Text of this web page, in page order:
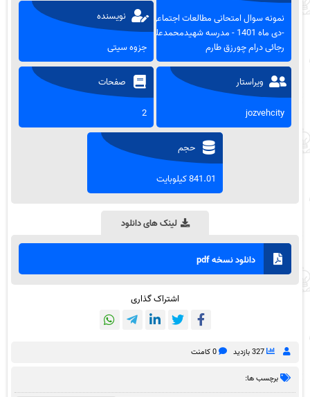
نمونه سوال امتحانی مطالعات اجتماعی
-دی ماه 1401 - مدرسه شهیدمحمدعلی
رجائی درام چورزق طارم
نویسنده
جزوه سیتی
ویراستار
jozvehcity
صفحات
2
حجم
841.01 کیلوبایت
لینک های دانلود
دانلود نسخه pdf
اشتراک گذاری
327 بازدید 0 کامنت
برچسب ها: